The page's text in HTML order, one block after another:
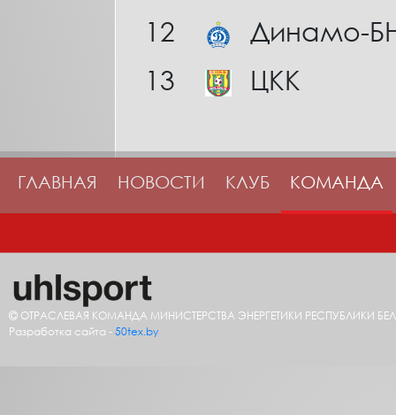
12
Динамо-
13
ЦКК
ГЛАВНАЯ НОВОСТИ КЛУБ КОМАНДА
ОТРАСЛЕВАЯ КОМАНДА МИНИСТЕРСТВА ЭНЕРГЕТИКИ РЕСПУБЛИКИ
Разработка сайта - 50tex.by